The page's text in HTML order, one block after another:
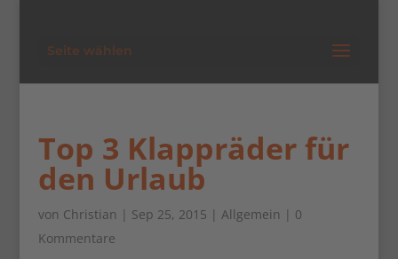
Seite wählen
Top 3 Klappräder für
den Urlaub
von Christian | Sep 25, 2015 | Allgemein | 0
Kommentare